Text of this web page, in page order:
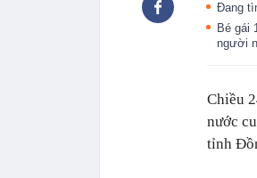
Đang
Bé gái
người
Chiều
nước
tỉnh